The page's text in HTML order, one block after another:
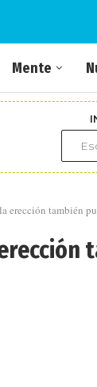
Mente
erección también